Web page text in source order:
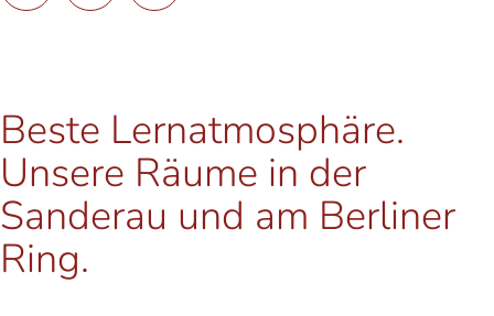
Beste Lernatmosphäre.
Unsere Räume in der
Sanderau und am Berliner
Ring.